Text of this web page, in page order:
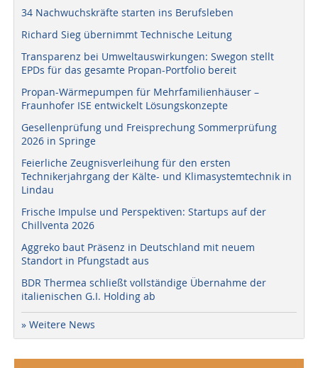
34 Nachwuchskräfte starten ins Berufsleben
Richard Sieg übernimmt Technische Leitung
Transparenz bei Umweltauswirkungen: Swegon stellt
EPDs für das gesamte Propan-Portfolio bereit
Propan-Wärmepumpen für Mehrfamilienhäuser –
Fraunhofer ISE entwickelt Lösungskonzepte
Gesellenprüfung und Freisprechung Sommerprüfung
2026 in Springe
Feierliche Zeugnisverleihung für den ersten
Technikerjahrgang der Kälte- und Klimasystemtechnik in
Lindau
Frische Impulse und Perspektiven: Startups auf der
Chillventa 2026
Aggreko baut Präsenz in Deutschland mit neuem
Standort in Pfungstadt aus
BDR Thermea schließt vollständige Übernahme der
italienischen G.I. Holding ab
» Weitere News